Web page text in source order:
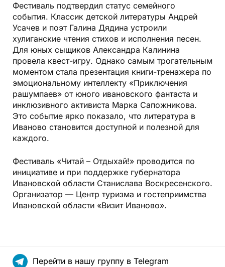
Фестиваль подтвердил статус семейного
события. Классик детской литературы Андрей
Усачев и поэт Галина Дядина устроили
хулиганские чтения стихов и исполнения песен.
Для юных сыщиков Александра Калинина
провела квест-игру. Однако самым трогательным
моментом стала презентация книги-тренажера по
эмоциональному интеллекту «Приключения
рашумпаев» от юного ивановского фантаста и
инклюзивного активиста Марка Сапожникова.
Это событие ярко показало, что литература в
Иваново становится доступной и полезной для
каждого.
Фестиваль «Читай – Отдыхай!» проводится по
инициативе и при поддержке губернатора
Ивановской области Станислава Воскресенского.
Организатор — Центр туризма и гостеприимства
Ивановской области «Визит Иваново».
Перейти в нашу группу в Telegram